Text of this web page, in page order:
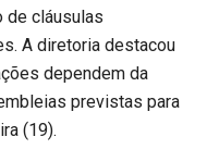
de cláusulas
A diretoria destacou
dependem da
previstas para
(19).